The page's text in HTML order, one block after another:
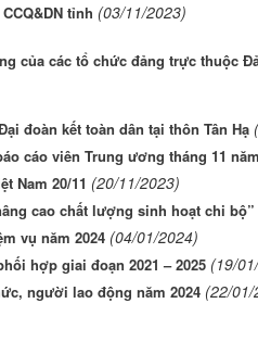
tỉnh (03/11/2023)
của các tổ chức đảng trực thuộc
đoàn kết toàn dân tại thôn Tân Hạ
cáo viên Trung ương tháng 11
Nam 20/11 (20/11/2023)
cao chất lượng sinh hoạt chi bộ”
vụ năm 2024 (04/01/2024)
hợp giai đoạn 2021 – 2025 (19/
người lao động năm 2024 (22/01/